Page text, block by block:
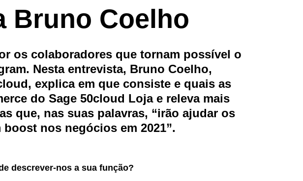
Bruno Coelho
os colaboradores que tornam possível o
Nesta entrevista, Bruno Coelho,
explica em que consiste e quais as
do Sage 50cloud Loja e releva mais
que, nas suas palavras, “irão ajudar os
nos negócios em 2021”.
descrever-nos a sua função?